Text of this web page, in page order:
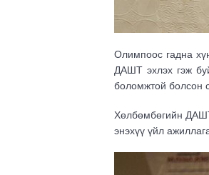
Олимпоос гадна
ДАШТ эхлэх гэж
боломжтой болсон
Хөлбөмбөгийн
энэхүү үйл